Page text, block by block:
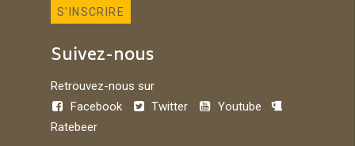
Suivez-nous
Retrouvez-nous sur
Facebook
Twitter
Youtube
Ratebeer